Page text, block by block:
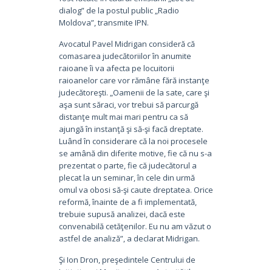
dialog” de la postul public „Radio
Moldova”, transmite IPN.
Avocatul Pavel Midrigan consideră că
comasarea judecătoriilor în anumite
raioane îi va afecta pe locuitorii
raioanelor care vor rămâne fără instanţe
judecătoreşti. „Oamenii de la sate, care şi
aşa sunt săraci, vor trebui să parcurgă
distanţe mult mai mari pentru ca să
ajungă în instanţă şi să-şi facă dreptate.
Luând în considerare că la noi procesele
se amână din diferite motive, fie că nu s-a
prezentat o parte, fie că judecătorul a
plecat la un seminar, în cele din urmă
omul va obosi să-şi caute dreptatea. Orice
reformă, înainte de a fi implementată,
trebuie supusă analizei, dacă este
convenabilă cetăţenilor. Eu nu am văzut o
astfel de analiză”, a declarat Midrigan.
Şi Ion Dron, preşedintele Centrului de